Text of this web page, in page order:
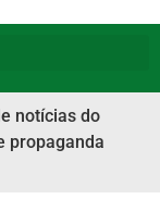
notícias do
propaganda